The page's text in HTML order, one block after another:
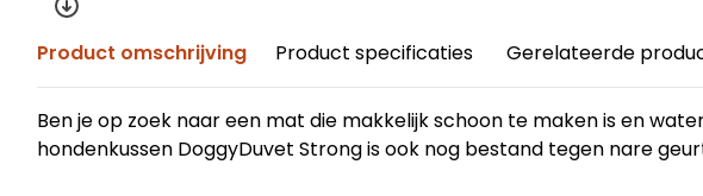
Product omschrijving Product specificaties Gerelateerde
Ben je op zoek naar een mat die makkelijk schoon te maken is en
hondenkussen DoggyDuvet Strong is ook nog bestand tegen nare